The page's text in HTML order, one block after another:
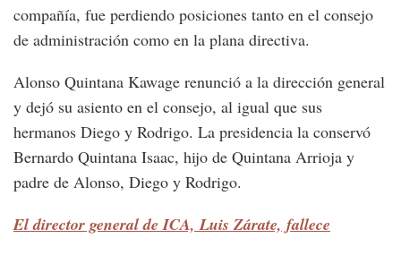
compañía, fue perdiendo posiciones tanto en el consejo
de administración como en la plana directiva.
Alonso Quintana Kawage renunció a la dirección general
y dejó su asiento en el consejo, al igual que sus
hermanos Diego y Rodrigo. La presidencia la conservó
Bernardo Quintana Isaac, hijo de Quintana Arrioja y
padre de Alonso, Diego y Rodrigo.
El director general de ICA, Luis Zárate, fallece